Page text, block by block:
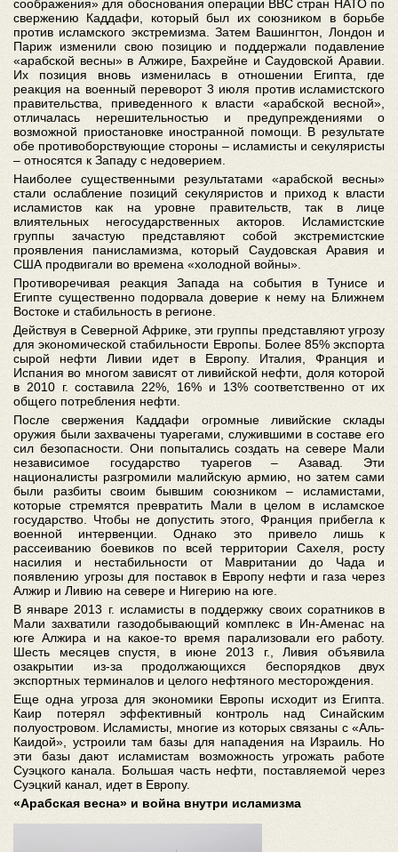
соображения» для обоснования операции ВВС стран НАТО по
свержению Каддафи, который был их союзником в борьбе
против исламского экстремизма. Затем Вашингтон, Лондон и
Париж изменили свою позицию и поддержали подавление
«арабской весны» в Алжире, Бахрейне и Саудовской Аравии.
Их позиция вновь изменилась в отношении Египта, где
реакция на военный переворот 3 июля против исламистского
правительства, приведенного к власти «арабской весной»,
отличалась нерешительностью и предупреждениями о
возможной приостановке иностранной помощи. В результате
обе противоборствующие стороны – исламисты и секуляристы
– относятся к Западу с недоверием.
Наиболее существенными результатами «арабской весны»
стали ослабление позиций секуляристов и приход к власти
исламистов как на уровне правительств, так в лице
влиятельных негосударственных акторов. Исламистские
группы зачастую представляют собой экстремистские
проявления панисламизма, который Саудовская Аравия и
США продвигали во времена «холодной войны».
Противоречивая реакция Запада на события в Тунисе и
Египте существенно подорвала доверие к нему на Ближнем
Востоке и стабильность в регионе.
Действуя в Северной Африке, эти группы представляют угрозу
для экономической стабильности Европы. Более 85% экспорта
сырой нефти Ливии идет в Европу. Италия, Франция и
Испания во многом зависят от ливийской нефти, доля которой
в 2010 г. составила 22%, 16% и 13% соответственно от их
общего потребления нефти.
После свержения Каддафи огромные ливийские склады
оружия были захвачены туарегами, служившими в составе его
сил безопасности. Они попытались создать на севере Мали
независимое государство туарегов – Азавад. Эти
националисты разгромили малийскую армию, но затем сами
были разбиты своим бывшим союзником – исламистами,
которые стремятся превратить Мали в целом в исламское
государство. Чтобы не допустить этого, Франция прибегла к
военной интервенции. Однако это привело лишь к
рассеиванию боевиков по всей территории Сахеля, росту
насилия и нестабильности от Мавритании до Чада и
появлению угрозы для поставок в Европу нефти и газа через
Алжир и Ливию на севере и Нигерию на юге.
В январе 2013 г. исламисты в поддержку своих соратников в
Мали захватили газодобывающий комплекс в Ин-Аменас на
юге Алжира и на какое-то время парализовали его работу.
Шесть месяцев спустя, в июне 2013 г., Ливия объявила
озакрытии из-за продолжающихся беспорядков двух
экспортных терминалов и целого нефтяного месторождения.
Еще одна угроза для экономики Европы исходит из Египта.
Каир потерял эффективный контроль над Синайским
полуостровом. Исламисты, многие из которых связаны с «Аль-
Каидой», устроили там базы для нападения на Израиль. Но
эти базы дают исламистам возможность угрожать работе
Суэцкого канала. Большая часть нефти, поставляемой через
Суэцкий канал, идет в Европу.
«Арабская весна» и война внутри исламизма